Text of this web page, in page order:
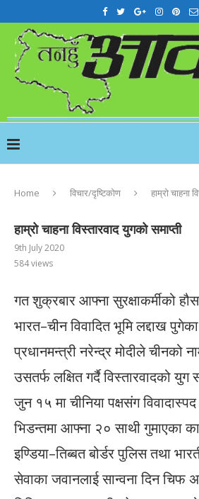
Home विचार/दृष्टिकोण हाम्रो चाहना
हाम्रो चाहना विस्तारवाद युगको समाप्ती
9th July 2020
584views
गत शुक्रबार आफ्ना सुरक्षाकर्मीको
भारत–चीन विवादित भूमि लद्दाख
प्रधानमन्त्री नरेन्द्र मोदीले चीनको
उसतर्फ लक्षित गर्दै विस्तारवादको युग
जुन १५ मा चीनिया पक्षसंग
भिडन्तमा आफ्ना २० साथी गुमाएका
इण्डिया–तिब्बत बोर्डर पुलिस तथा
सेवाका जवानलाई सान्वना दिन